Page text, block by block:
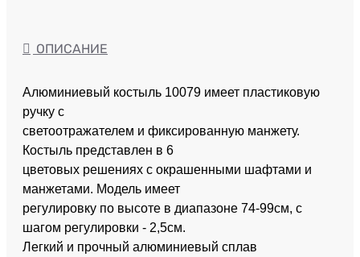
ОПИСАНИЕ
Алюминиевый костыль 10079 имеет пластиковую
ручку с
светоотражателем и фиксированную манжету.
Костыль представлен в 6
цветовых решениях с окрашенными шафтами и
манжетами. Модель имеет
регулировку по высоте в диапазоне 74-99см, с
шагом регулировки - 2,5см.
Легкий и прочный алюминиевый сплав